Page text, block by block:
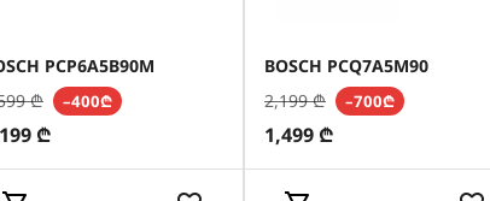
PCP6A5B90M
₾ –400₾
₾
BOSCH PCQ7A5M90
2,199₾ –700₾
1,499 ₾